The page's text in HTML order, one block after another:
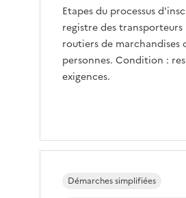
Etapes du processus
registre des transporteurs
routiers de marchandises
personnes. Condition :
exigences.
Démarches simplifiées